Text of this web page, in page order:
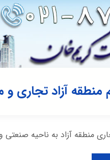
منطقه آزاد تجاری
منطقه آزاد به ناحیه